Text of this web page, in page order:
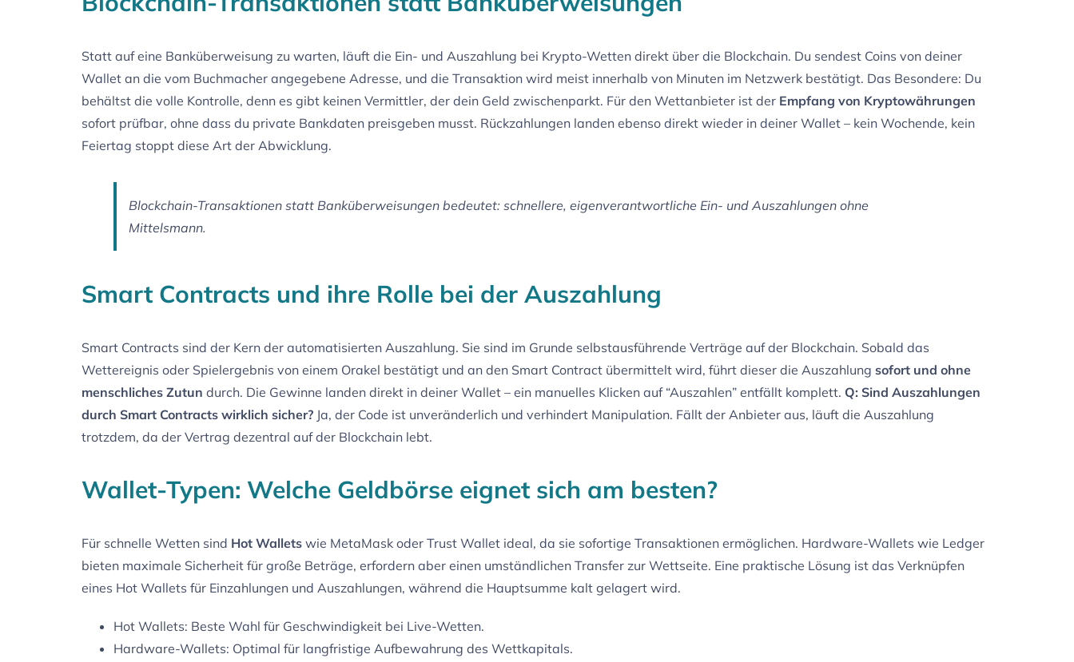
Statt auf eine Banküberweisung zu warten, läuft die Ein- und Auszahlung bei Krypto-Wetten direkt über die Blockchain. Du sendest Coins von deiner
Wallet an die vom Buchmacher angegebene Adresse, und die Transaktion wird meist innerhalb von Minuten im Netzwerk bestätigt. Das Besondere: Du
behältst die volle Kontrolle, denn es gibt keinen Vermittler, der dein Geld zwischenparkt. Für den Wettanbieter ist der Empfang von Kryptowährungen
sofort prüfbar, ohne dass du private Bankdaten preisgeben musst. Rückzahlungen landen ebenso direkt wieder in deiner Wallet – kein Wochende, kein
Feiertag stoppt diese Art der Abwicklung.
Blockchain-Transaktionen statt Banküberweisungen bedeutet: schnellere, eigenverantwortliche Ein- und Auszahlungen ohne
Mittelsmann.
Smart Contracts und ihre Rolle bei der Auszahlung
Smart Contracts sind der Kern der automatisierten Auszahlung. Sie sind im Grunde selbstausführende Verträge auf der Blockchain. Sobald das
Wettereignis oder Spielergebnis von einem Orakel bestätigt und an den Smart Contract übermittelt wird, führt dieser die Auszahlung sofort und ohne
menschliches Zutun durch. Die Gewinne landen direkt in deiner Wallet – ein manuelles Klicken auf “Auszahlen” entfällt komplett. Q: Sind Auszahlungen
durch Smart Contracts wirklich sicher? Ja, der Code ist unveränderlich und verhindert Manipulation. Fällt der Anbieter aus, läuft die Auszahlung
trotzdem, da der Vertrag dezentral auf der Blockchain lebt.
Wallet-Typen: Welche Geldbörse eignet sich am besten?
Für schnelle Wetten sind Hot Wallets wie MetaMask oder Trust Wallet ideal, da sie sofortige Transaktionen ermöglichen. Hardware-Wallets wie Ledger
bieten maximale Sicherheit für große Beträge, erfordern aber einen umständlichen Transfer zur Wettseite. Eine praktische Lösung ist das Verknüpfen
eines Hot Wallets für Einzahlungen und Auszahlungen, während die Hauptsumme kalt gelagert wird.
Hot Wallets: Beste Wahl für Geschwindigkeit bei Live-Wetten.
Hardware-Wallets: Optimal für langfristige Aufbewahrung des Wettkapitals.